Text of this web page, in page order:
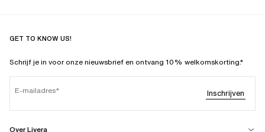
GET TO KNOW US!
Schrijf je in voor onze nieuwsbrief en ontvang 10% welkomskorting.*
E-mailadres Inschrijven
Over Livera